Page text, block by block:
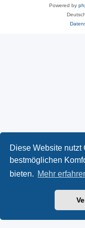
Diese Website nutzt
bestmöglichen
bieten. Mehr
Powered by